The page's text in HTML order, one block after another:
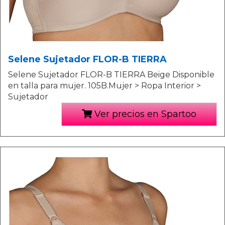
Selene Sujetador FLOR-B TIERRA
Selene Sujetador FLOR-B TIERRA Beige Disponible
en talla para mujer. 105B.Mujer > Ropa Interior >
Sujetador
Ver precios en Spartoo